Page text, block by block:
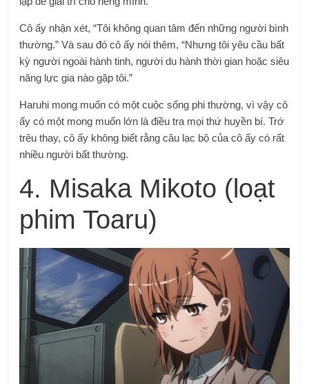
Cô ấy nhận xét, “Tôi không quan tâm đến những người bình
thường.” Và sau đó cô ấy nói thêm, “Nhưng tôi yêu cầu bất
kỳ người ngoài hành tinh, người du hành thời gian hoặc siêu
năng lực gia nào gặp tôi.”
Haruhi mong muốn có một cuộc sống phi thường, vì vậy cô
ấy có một mong muốn lớn là điều tra mọi thứ huyền bí. Trớ
trêu thay, cô ấy không biết rằng câu lạc bộ của cô ấy có rất
nhiều người bất thường.
4. Misaka Mikoto (loạt
phim Toaru)